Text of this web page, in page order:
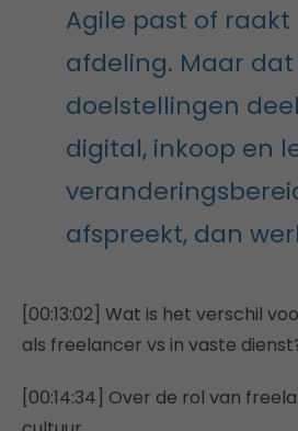
Agile past of
afdeling. Maar dat
doelstellingen
digital, inkoop en
afspreekt, dan
[00:13:02] Wat is het verschil
als freelancer vs in vaste
[00:14:34] Over de rol van